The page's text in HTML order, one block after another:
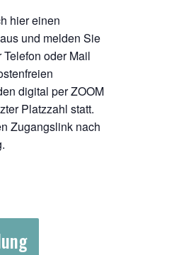
hier einen
und melden Sie
oder Mail
digital per ZOOM
Platzzahl statt.
Zugangslink nach